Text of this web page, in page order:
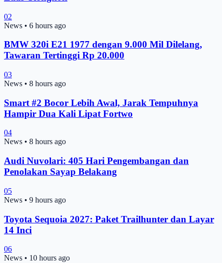
02
News • 6 hours ago
BMW 320i E21 1977 dengan 9.000 Mil Dilelang,
Tawaran Tertinggi Rp 20.000
03
News • 8 hours ago
Smart #2 Bocor Lebih Awal, Jarak Tempuhnya
Hampir Dua Kali Lipat Fortwo
04
News • 8 hours ago
Audi Nuvolari: 405 Hari Pengembangan dan
Penolakan Sayap Belakang
05
News • 9 hours ago
Toyota Sequoia 2027: Paket Trailhunter dan Layar
14 Inci
06
News • 10 hours ago